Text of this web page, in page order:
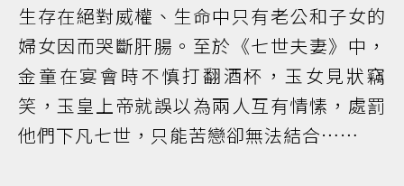
生存在絕對威權、生命中只有老公和子女的
婦女因而哭斷肝腸。至於《七世夫妻》中，
金童在宴會時不慎打翻酒杯，玉女見狀竊
笑，玉皇上帝就誤以為兩人互有情愫，處罰
他們下凡七世，只能苦戀卻無法結合……